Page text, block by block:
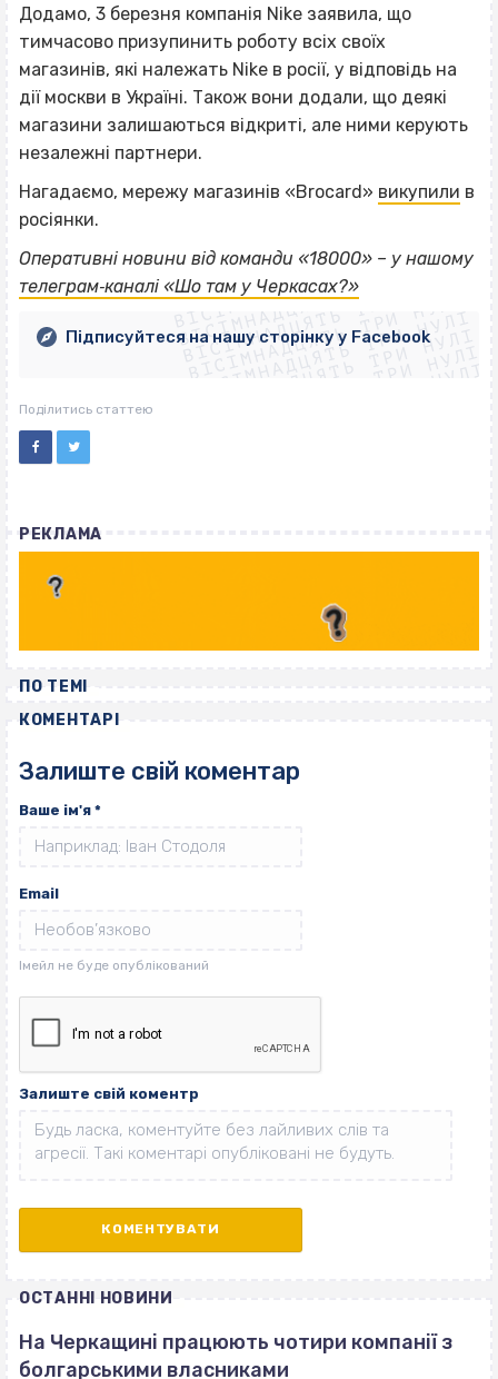
Додамо, 3 березня компанія Nike заявила, що
тимчасово призупинить роботу всіх своїх
магазинів, які належать Nike в росії, у відповідь на
дії москви в Україні. Також вони додали, що деякі
магазини залишаються відкриті, але ними керують
незалежні партнери.
Нагадаємо, мережу магазинів «Brocard» викупили в
росіянки.
Оперативні новини від команди «18000» – у нашому
телеграм‐каналі «Шо там у Черкасах?»
ВІСІМНАДЦЯТЬ ТРИ НУЛІ
ВІСІМНАДЦЯТЬ ТРИ НУЛІ
ВІСІМНАДЦЯТЬ ТРИ НУЛІ
ВІСІМНАДЦЯТЬ ТРИ НУЛІ
ВІСІМНАДЦЯТЬ ТРИ НУЛІ
ВІСІМНАДЦЯТЬ ТРИ НУЛІ
ВІСІМНАДЦЯТЬ ТРИ НУЛІ
ВІСІМНАДЦЯТЬ ТРИ НУЛІ
Підписуйтеся на нашу сторінку у Facebook
Поділитись статтею
РЕКЛАМА
ПО ТЕМІ
КОМЕНТАРІ
Залиште свій коментар
Ваше ім'я *
Email
Залиште свій коментр
ОСТАННІ НОВИНИ
На Черкащині працюють чотири компанії з
болгарськими власниками